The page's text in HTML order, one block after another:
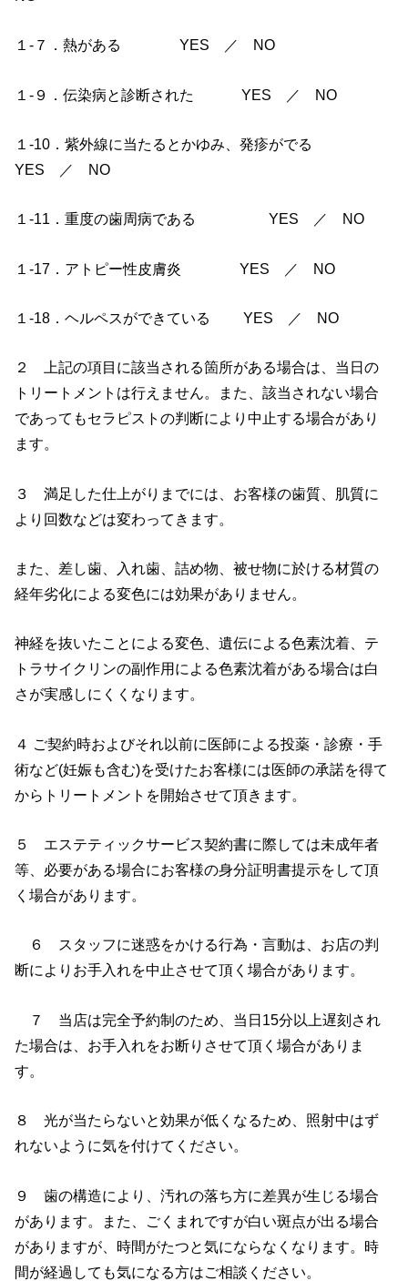
１-７．熱がある YES ／ NO
１-９．伝染病と診断された YES ／ NO
１-10．紫外線に当たるとかゆみ、発疹がでる
YES ／ NO
１-11．重度の歯周病である YES ／ NO
１-17．アトピー性皮膚炎 YES ／ NO
１-18．ヘルペスができている YES ／ NO
２ 上記の項目に該当される箇所がある場合は、当日の
トリートメントは行えません。また、該当されない場合
であってもセラピストの判断により中止する場合があり
ます。
３ 満足した仕上がりまでには、お客様の歯質、肌質に
より回数などは変わってきます。
また、差し歯、入れ歯、詰め物、被せ物に於ける材質の
経年劣化による変色には効果がありません。
神経を抜いたことによる変色、遺伝による色素沈着、テ
トラサイクリンの副作用による色素沈着がある場合は白
さが実感しにくくなります。
４ ご契約時およびそれ以前に医師による投薬・診療・手
術など(妊娠も含む)を受けたお客様には医師の承諾を得て
からトリートメントを開始させて頂きます。
５ エステティックサービス契約書に際しては未成年者
等、必要がある場合にお客様の身分証明書提示をして頂
く場合があります。
６ スタッフに迷惑をかける行為・言動は、お店の判
断によりお手入れを中止させて頂く場合があります。
７ 当店は完全予約制のため、当日15分以上遅刻され
た場合は、お手入れをお断りさせて頂く場合がありま
す。
８ 光が当たらないと効果が低くなるため、照射中はず
れないように気を付けてください。
９ 歯の構造により、汚れの落ち方に差異が生じる場合
があります。また、ごくまれですが白い斑点が出る場合
がありますが、時間がたつと気にならなくなります。時
間が経過しても気になる方はご相談ください。